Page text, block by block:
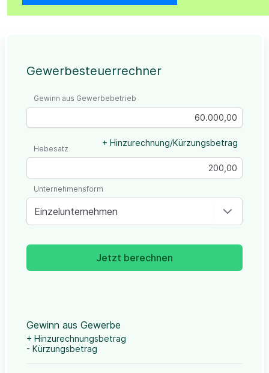
Gewerbesteuerrechner
Gewinn aus Gewerbebetrieb
+ Hinzurechnung/Kürzungsbetrag
Hebesatz
Einzelunternehmen
Unternehmensform
Jetzt berechnen
Gewinn aus Gewerbe
+ Hinzurechnungsbetrag
- Kürzungsbetrag